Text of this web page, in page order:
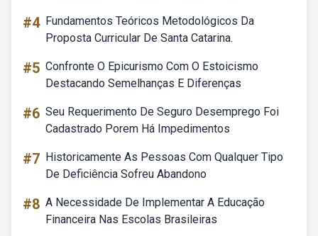
#4 Fundamentos Teóricos Metodológicos Da
Proposta Curricular De Santa Catarina.
#5 Confronte O Epicurismo Com O Estoicismo
Destacando Semelhanças E Diferenças
#6 Seu Requerimento De Seguro Desemprego Foi
Cadastrado Porem Há Impedimentos
#7 Historicamente As Pessoas Com Qualquer Tipo
De Deficiência Sofreu Abandono
#8 A Necessidade De Implementar A Educação
Financeira Nas Escolas Brasileiras